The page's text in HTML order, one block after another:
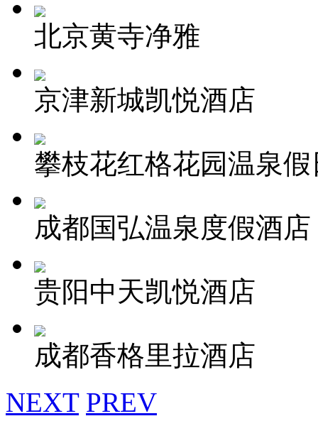
北京黄寺净雅
京津新城凯悦酒店
攀枝花红格花园温泉
成都国弘温泉度假酒店
贵阳中天凯悦酒店
成都香格里拉酒店
NEXT PREV